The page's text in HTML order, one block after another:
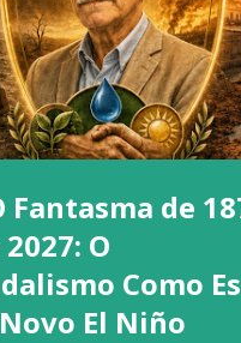
de
O
Como
El Niño